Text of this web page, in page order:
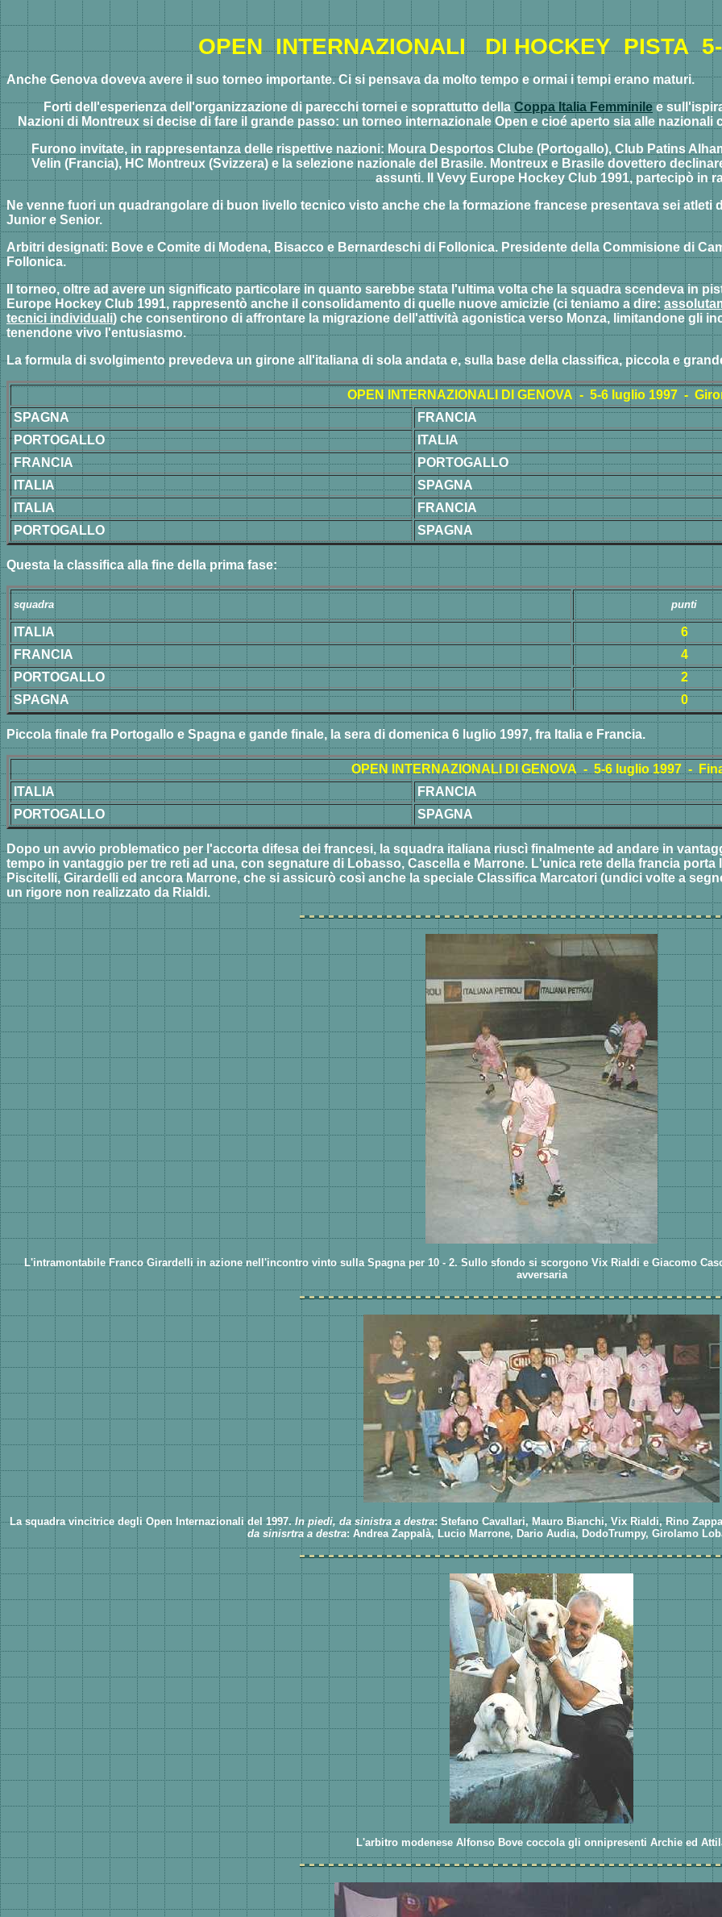
OPEN INTERNAZIONALI DI HOCKEY PISTA
Anche Genova doveva avere il suo torneo importante. Ci si pensava da molto tempo e ormai i tempi erano maturi.
Forti dell'esperienza dell'organizzazione di parecchi tornei e soprattutto dellaCoppa Italia Femminilee
Nazioni di Montreux si decise di fare il grande passo: un torneo internazionale Open e cioé aperto sia alle nazionali
Furono invitate, in rappresentanza delle rispettive nazioni: Moura Desportos Clube (Portogallo), Club Patins
Velin (Francia), HC Montreux (Svizzera) e la selezione nazionale del Brasile. Montreux e Brasile dovettero
assunti. Il Vevy Europe Hockey Club 1991, partecipò in
Ne venne fuori un quadrangolare di buon livello tecnico visto anche che la formazione francese presentava sei atleti
Junior e Senior.
Arbitri designati: Bove e Comite di Modena, Bisacco e Bernardeschi di Follonica. Presidente della Commisione di
Follonica.
Il torneo, oltre ad avere un significato particolare in quanto sarebbe stata l'ultima volta che la squadra scendeva in
Europe Hockey Club 1991, rappresentò anche il consolidamento di quelle nuove amicizie (ci teniamo a dire:
tecnici individuali) che consentirono di affrontare la migrazione dell'attività agonistica verso Monza, limitandone gli
tenendone vivo l'entusiasmo.
La formula di svolgimento prevedeva un girone all'italiana di sola andata e, sulla base della classifica, piccola e
OPEN INTERNAZIONALI DI GENOVA - 5-6 luglio 1997 -
SPAGNA
FRANCIA
PORTOGALLO
ITALIA
FRANCIA
PORTOGALLO
ITALIA
SPAGNA
ITALIA
FRANCIA
PORTOGALLO
SPAGNA
Questa la classifica alla fine della prima fase:
squadra punti
ITALIA
6
FRANCIA
4
PORTOGALLO
2
SPAGNA
0
Piccola finale fra Portogallo e Spagna e gande finale, la sera di domenica 6 luglio 1997, fra Italia e Francia.
OPEN INTERNAZIONALI DI GENOVA - 5-6 luglio 1997 -
ITALIA
FRANCIA
PORTOGALLO
SPAGNA
Dopo un avvio problematico per l'accorta difesa dei francesi, la squadra italiana riuscì finalmente ad andare in
tempo in vantaggio per tre reti ad una, con segnature di Lobasso, Cascella e Marrone. L'unica rete della francia
Piscitelli, Girardelli ed ancora Marrone, che si assicurò così anche la speciale Classifica Marcatori (undici volte a
un rigore non realizzato da Rialdi.
L'intramontabile Franco Girardelli in azione nell'incontro vinto sulla Spagna per 10 - 2. Sullo sfondo si scorgono Vix Rialdi e Giacomo
avversaria
La squadra vincitrice degli Open Internazionali del 1997.In piedi, da sinistra a destra: Stefano Cavallari, Mauro Bianchi, Vix Rialdi, Rino
da sinisrtra a destra: Andrea Zappalà, Lucio Marrone, Dario Audia, DodoTrumpy, Girolamo
L'arbitro modenese Alfonso Bove coccola gli onnipresenti Archie ed